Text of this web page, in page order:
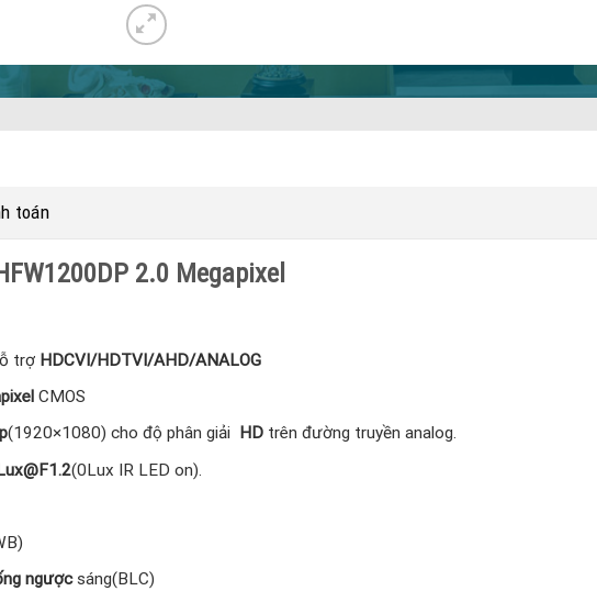
toán
2.0 Megapixel
trợ HDCVI/HDTVI/AHD/ANALOG
CMOS
(1920×1080) cho độ phân giải HDtrên đường truyền analog.
(0Lux IR LED on).
ngượcsáng(BLC)